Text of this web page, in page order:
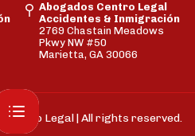
Abogados Centro Legal
Accidentes & Inmigración
2769 Chastain Meadows
Pkwy NW #50
Marietta, GA 30066
Legal | All rights reserved.